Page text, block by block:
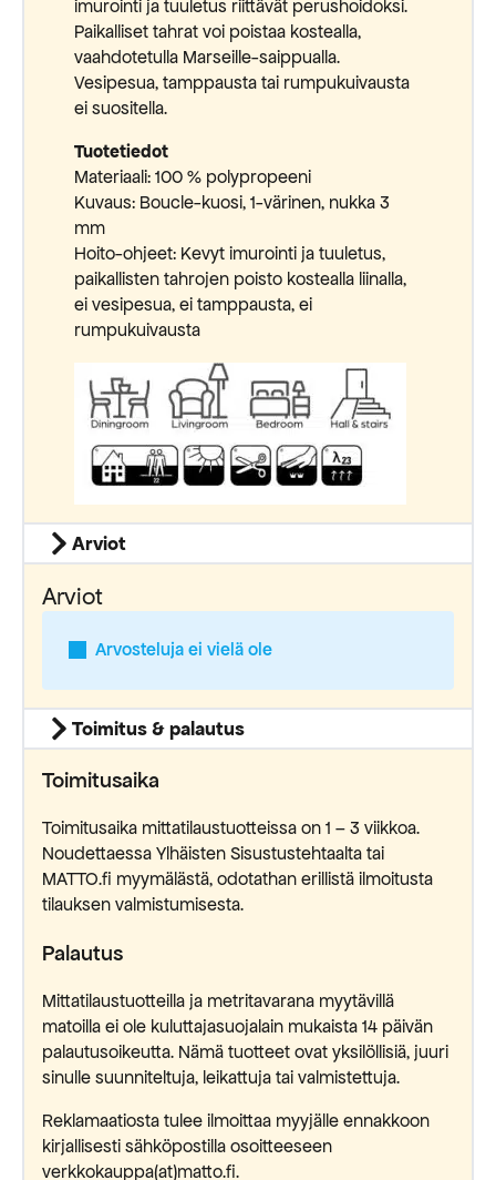
imurointi ja tuuletus riittävät perushoidoksi.
Paikalliset tahrat voi poistaa kostealla,
vaahdotetulla Marseille-saippualla.
Vesipesua, tamppausta tai rumpukuivausta
ei suositella.
Tuotetiedot
Materiaali: 100 % polypropeeni
Kuvaus: Boucle-kuosi, 1-värinen, nukka 3
mm
Hoito-ohjeet: Kevyt imurointi ja tuuletus,
paikallisten tahrojen poisto kostealla liinalla,
ei vesipesua, ei tamppausta, ei
rumpukuivausta
Arviot
Arviot
Arvosteluja ei vielä ole
Toimitus & palautus
Toimitusaika
Toimitusaika mittatilaustuotteissa on 1 – 3 viikkoa.
Noudettaessa Ylhäisten Sisustustehtaalta tai
MATTO.fi myymälästä, odotathan erillistä ilmoitusta
tilauksen valmistumisesta.
Palautus
Mittatilaustuotteilla ja metritavarana myytävillä
matoilla ei ole kuluttajasuojalain mukaista 14 päivän
palautusoikeutta. Nämä tuotteet ovat yksilöllisiä, juuri
sinulle suunniteltuja, leikattuja tai valmistettuja.
Reklamaatiosta tulee ilmoittaa myyjälle ennakkoon
kirjallisesti sähköpostilla osoitteeseen
verkkokauppa(at)matto.fi.